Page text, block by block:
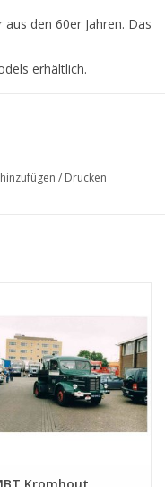
den 60er Jahren. Das
erhältlich.
/ Drucken